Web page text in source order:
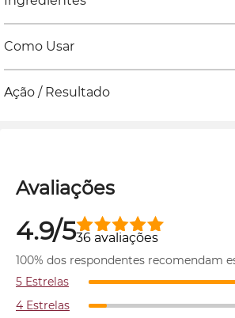
Como Usar
Ação / Resultado
Avaliações
4.9/536 avaliações
100% dos respondentes recomendam
5 Estrelas
4 Estrelas